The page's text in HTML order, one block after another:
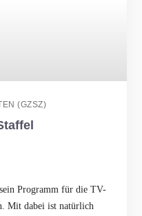
(GZSZ)
Programm für die TV-
Mit dabei ist natürlich